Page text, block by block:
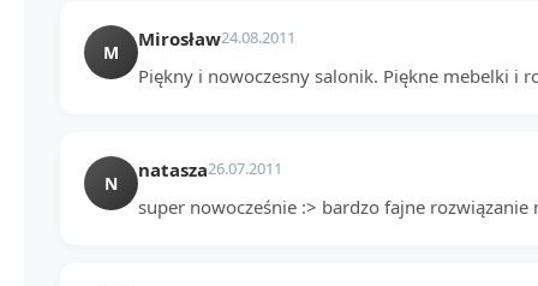
M
Mirosław24.08.2011
Piękny i nowoczesny salonik. Piękne mebelki i
N
natasza26.07.2011
super nowocześnie :> bardzo fajne